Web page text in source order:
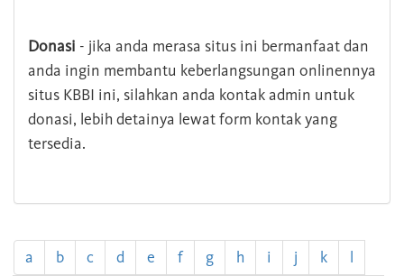
Donasi - jika anda merasa situs ini bermanfaat dan
anda ingin membantu keberlangsungan onlinennya
situs KBBI ini, silahkan anda kontak admin untuk
donasi, lebih detainya lewat form kontak yang
tersedia.
a b c d e f g h i j k l